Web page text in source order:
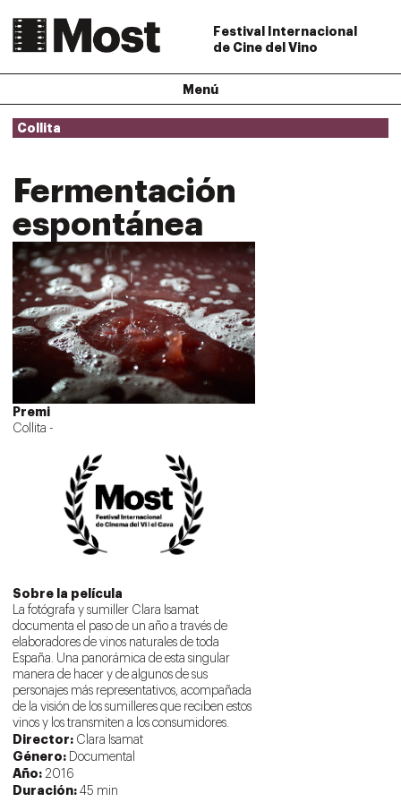
Festival Internacional
de Cine del Vino
Menú
Collita
Fermentación
espontánea
Premi
Collita -
Sobre la película
La fotógrafa y sumiller Clara Isamat
documenta el paso de un año a través de
elaboradores de vinos naturales de toda
España. Una panorámica de esta singular
manera de hacer y de algunos de sus
personajes más representativos, acompañada
de la visión de los sumilleres que reciben estos
vinos y los transmiten a los consumidores.
Director: Clara Isamat
Género: Documental
Año: 2016
Duración: 45 min